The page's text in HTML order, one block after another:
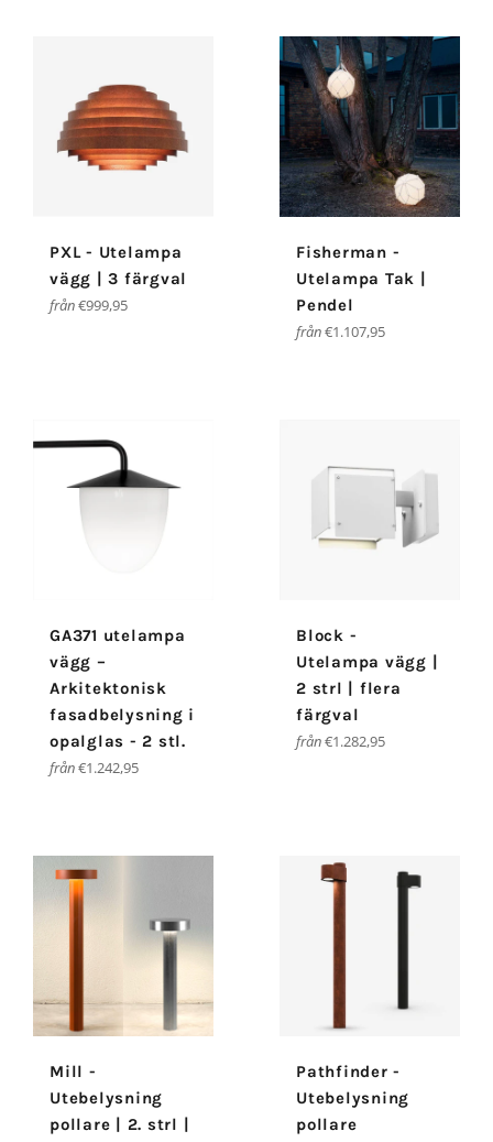
PXL - Utelampa
vägg | 3 färgval
från€999,95
Fisherman -
Utelampa Tak |
Pendel
från€1.107,95
GA371 utelampa
vägg –
Arkitektonisk
fasadbelysning i
opalglas - 2 stl.
från€1.242,95
Block -
Utelampa vägg |
2 strl | flera
färgval
från€1.282,95
Mill -
Utebelysning
pollare | 2. strl |
Pathfinder -
Utebelysning
pollare